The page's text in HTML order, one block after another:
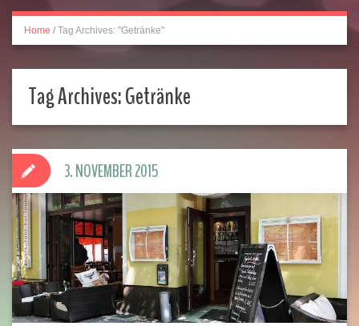
Home / Tag Archives: "Getränke"
Tag Archives:Getränke
3. NOVEMBER 2015